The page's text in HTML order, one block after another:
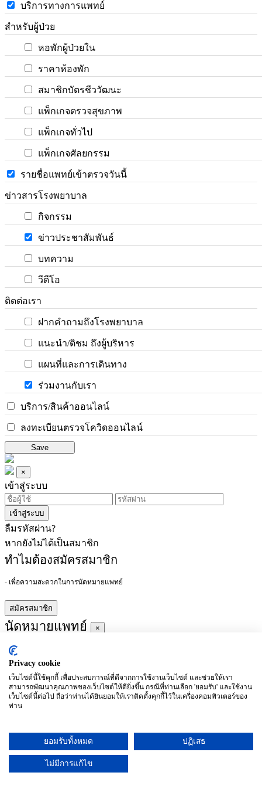
บริการทางการแพทย์
สำหรับผู้ป่วย
หอพักผู้ป่วยใน
ราคาห้องพัก
สมาชิกบัตรชีววัฒนะ
แพ็กเกจตรวจสุขภาพ
แพ็กเกจทั่วไป
แพ็กเกจศัลยกรรม
รายชื่อแพทย์เข้าตรวจวันนี้
ข่าวสารโรงพยาบาล
กิจกรรม
ข่าวประชาสัมพันธ์
บทความ
วีดีโอ
ติดต่อเรา
ฝากคำถามถึงโรงพยาบาล
แนะนำ/ติชม ถึงผู้บริหาร
แผนที่และการเดินทาง
ร่วมงานกับเรา
บริการ/สินค้าออนไลน์
ลงทะเบียนตรวจโควิดออนไลน์
Save
×
เข้าสู่ระบบ
เข้าสู่ระบบ
ลืมรหัสผ่าน?
หากยังไม่ได้เป็นสมาชิก
ทำไมต้องสมัครสมาชิก
- เพื่อความสะดวกในการนัดหมายแพทย์
สมัครสมาชิก
นัดหมายแพทย์ ×
ผู้ชำนาญการ
ประจำ :
อาทิตย์
จันทร์
(27/09)
อังคาร
(28/09)
พุธ
พฤหัสบดี
ศุกร์
เสาร์
Privacy cookie
เว็บไซต์นี้ใช้คุกกี้ เพื่อประสบการณ์ที่ดีจากการใช้งานเว็บไซต์ และช่วยให้เรา
สามารถพัฒนาคุณภาพของเว็บไซต์ให้ดียิ่งขึ้น กรณีที่ท่านเลือก 'ยอมรับ' และใช้งาน
เว็บไซต์นี้ต่อไป ถือว่าท่านได้ยินยอมให้เราติดตั้งคุกกี้ไว้ในเครื่องคอมพิวเตอร์ของ
ท่าน
ยอมรับทั้งหมด ปฏิเสธ
ไม่มีการแก้ไข